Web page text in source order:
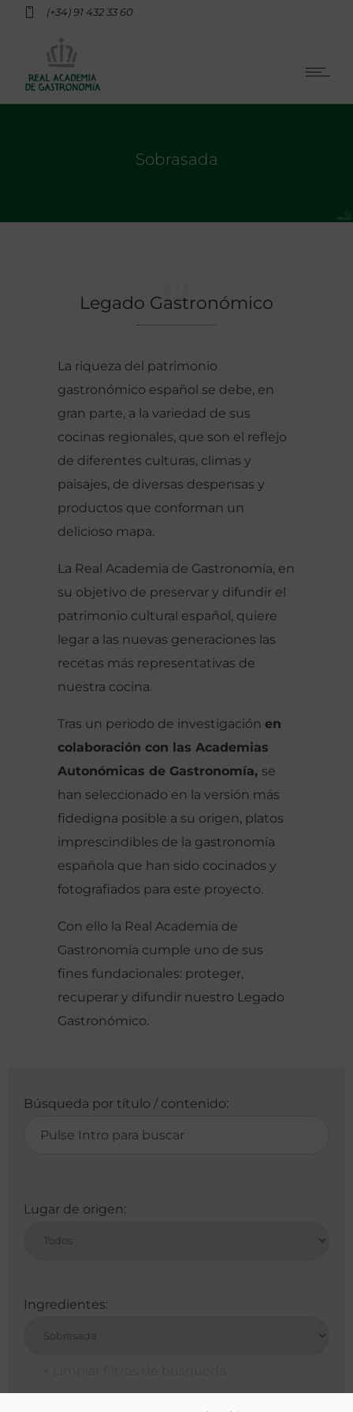
(+34) 91 432 33 60
Sobrasada
Legado Gastronómico
La riqueza del patrimonio
gastronómico español se debe, en
gran parte, a la variedad de sus
cocinas regionales, que son el reflejo
de diferentes culturas, climas y
paisajes, de diversas despensas y
productos que conforman un
delicioso mapa.
La Real Academia de Gastronomía, en
su objetivo de preservar y difundir el
patrimonio cultural español, quiere
legar a las nuevas generaciones las
recetas más representativas de
nuestra cocina.
Tras un periodo de investigación en
colaboración con las Academias
Autonómicas de Gastronomía, se
han seleccionado en la versión más
fidedigna posible a su origen, platos
imprescindibles de la gastronomía
española que han sido cocinados y
fotografiados para este proyecto.
Con ello la Real Academia de
Gastronomía cumple uno de sus
fines fundacionales: proteger,
recuperar y difundir nuestro Legado
Gastronómico.
Búsqueda por título / contenido:
Lugar de origen:
Ingredientes: